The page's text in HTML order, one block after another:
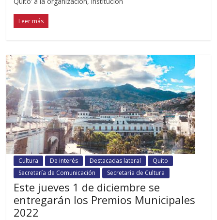
Leer más
Cultura De interés Destacadas lateral
Quito
Secretaría de Comunicación
Secretaría de Cultura
Este jueves 1 de diciembre se
entregarán los Premios Municipales
2022